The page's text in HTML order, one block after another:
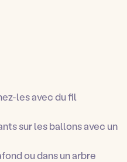
les avec du fil
sur les ballons avec un
ou dans un arbre